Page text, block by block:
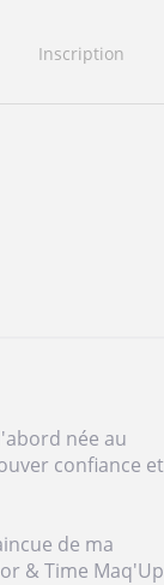
Inscription
née au
confiance et
de ma
& Time Maq'Up